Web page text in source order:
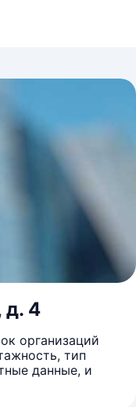
д. 4
организаций
тип
данные, и